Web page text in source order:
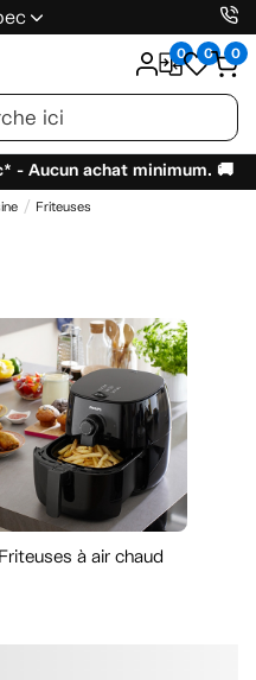
0 0 0
- Aucun achat minimum. 🚚
Friteuses
Friteuses à air chaud